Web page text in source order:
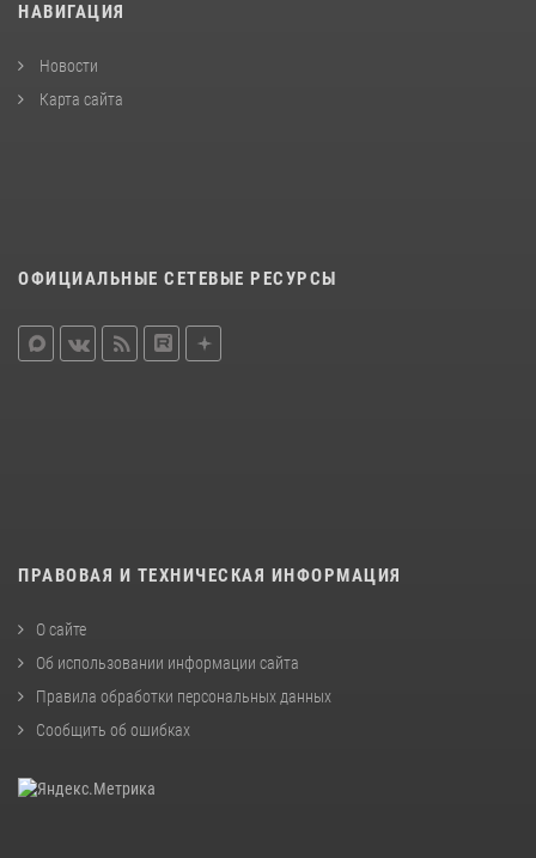
НАВИГАЦИЯ
Новости
Карта сайта
ОФИЦИАЛЬНЫЕ СЕТЕВЫЕ РЕСУРСЫ
ПРАВОВАЯ И ТЕХНИЧЕСКАЯ ИНФОРМАЦИЯ
О сайте
Об использовании информации сайта
Правила обработки персональных данных
Сообщить об ошибках